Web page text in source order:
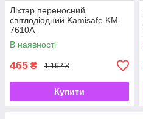
Ліхтар переносний
світлодіодний Kamisafe KM-
7610A
В наявності
465 ₴ 1 162 ₴
Купити